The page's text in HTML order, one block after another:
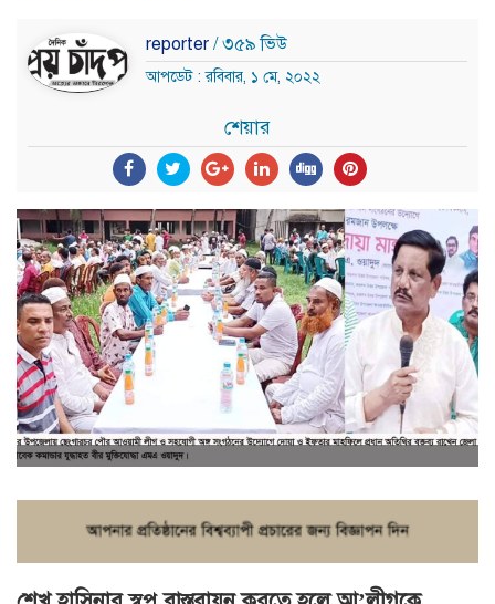
reporter / ৩৫৯ ভিউ
আপডেট : রবিবার, ১ মে, ২০২২
শেয়ার